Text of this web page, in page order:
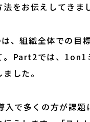
をお伝えしてきま
、組織全体での目
。Part2では、1on1
した。
入で多くの方が課題